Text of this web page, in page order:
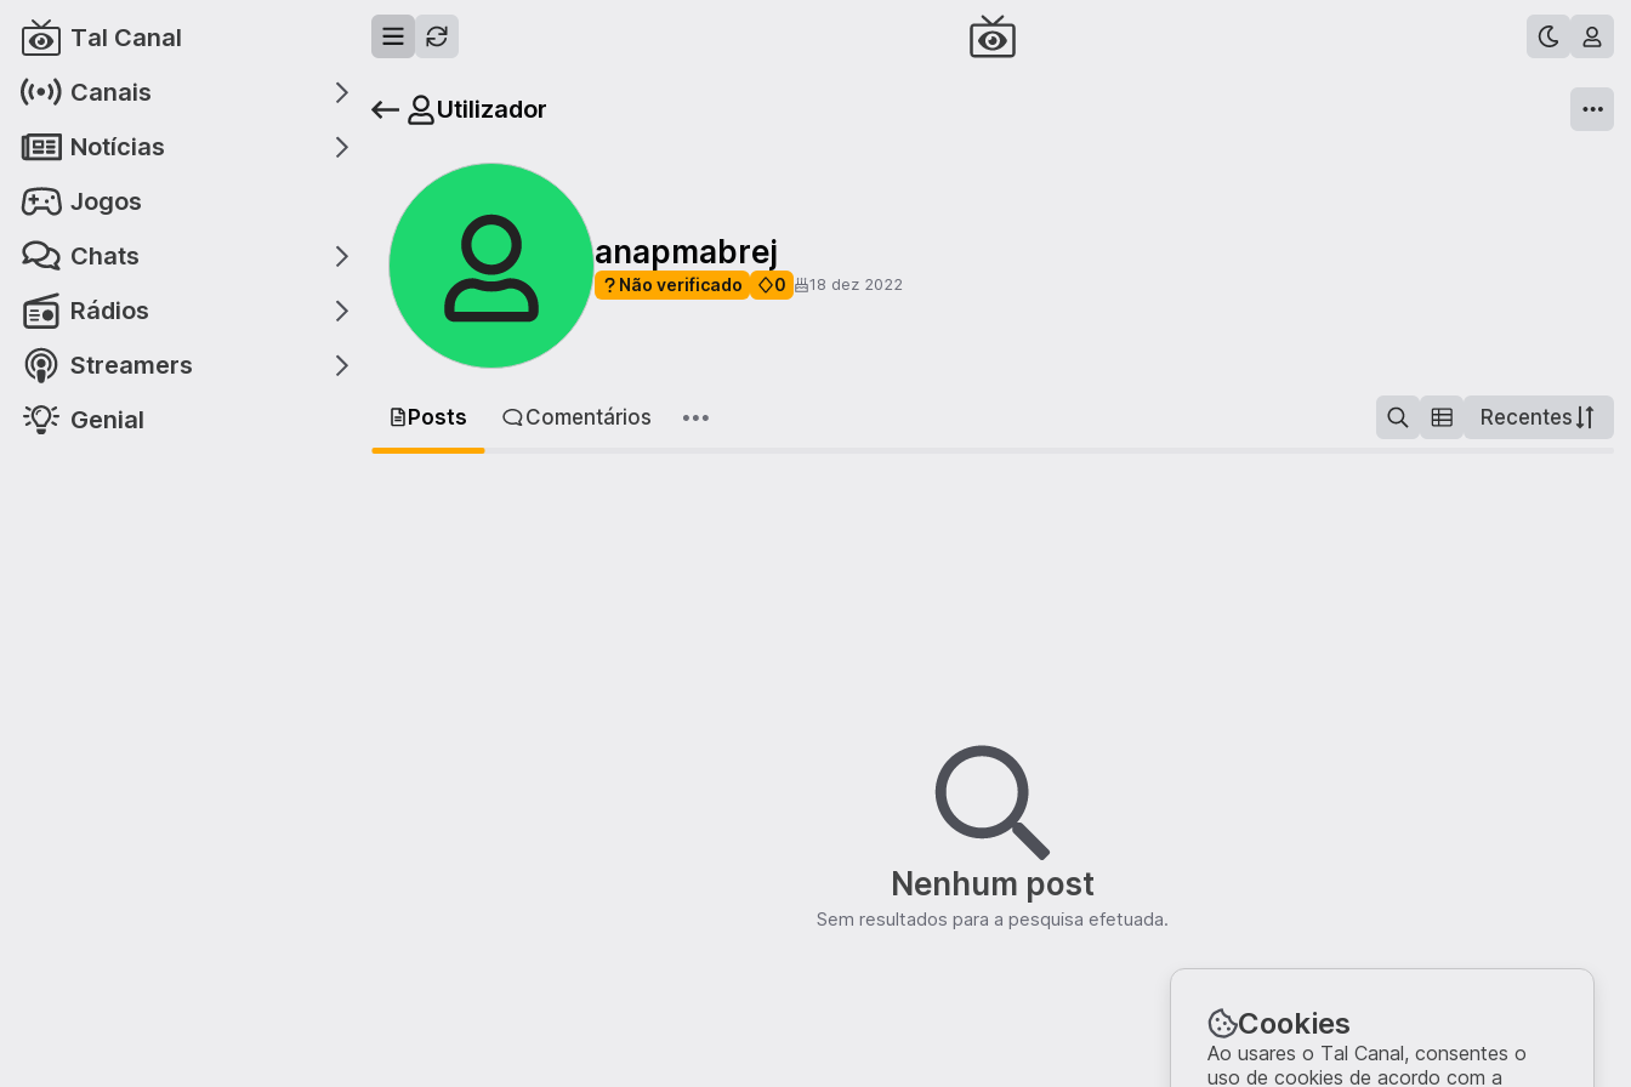
Tal Canal
Canais
Notícias
Jogos
Chats
Rádios
Streamers
Genial
Utilizador
anapmabrej
Não verificado 0 18 dez 2022
Posts Comentários Recentes
Nenhum post
Sem resultados para a pesquisa efetuada.
Cookies
Ao usares o Tal Canal, consentes o
uso de cookies de acordo com a